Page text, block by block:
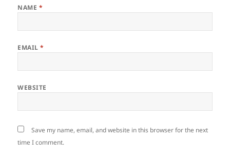
NAME *
EMAIL*
WEBSITE
Save my name, email, and website in this browser for the next
time I comment.